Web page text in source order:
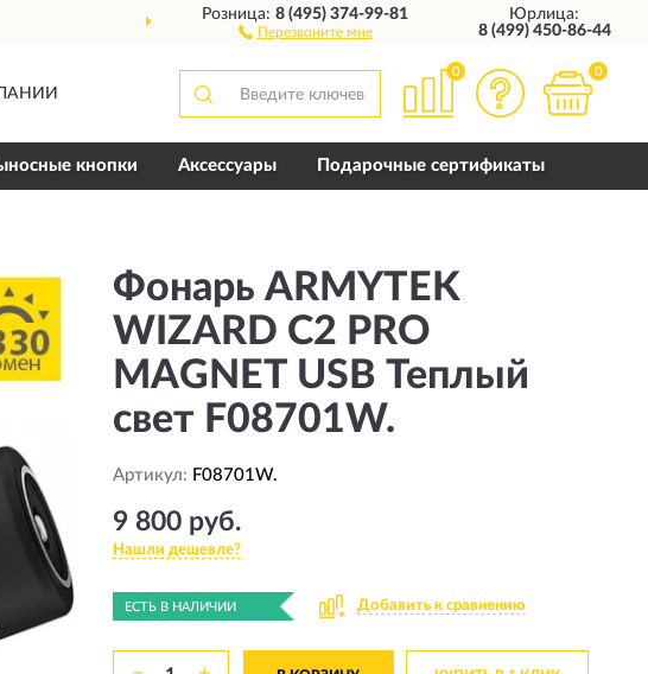
10 ЛЕТГАРАНТИЯ
Розница:8 (495) 374-99-81
Перезвоните мне
Юрлица:
8 (499) 450-86-44
0 0
кнопки Аксессуары Подарочные сертификаты
Фонарь ARMYTEK
WIZARD C2 PRO
MAGNET USB Теплый
свет F08701W.
Артикул: F08701W.
9 800 руб.
Нашли дешевле?
ЕСТЬ В НАЛИЧИИ Добавить к сравнению